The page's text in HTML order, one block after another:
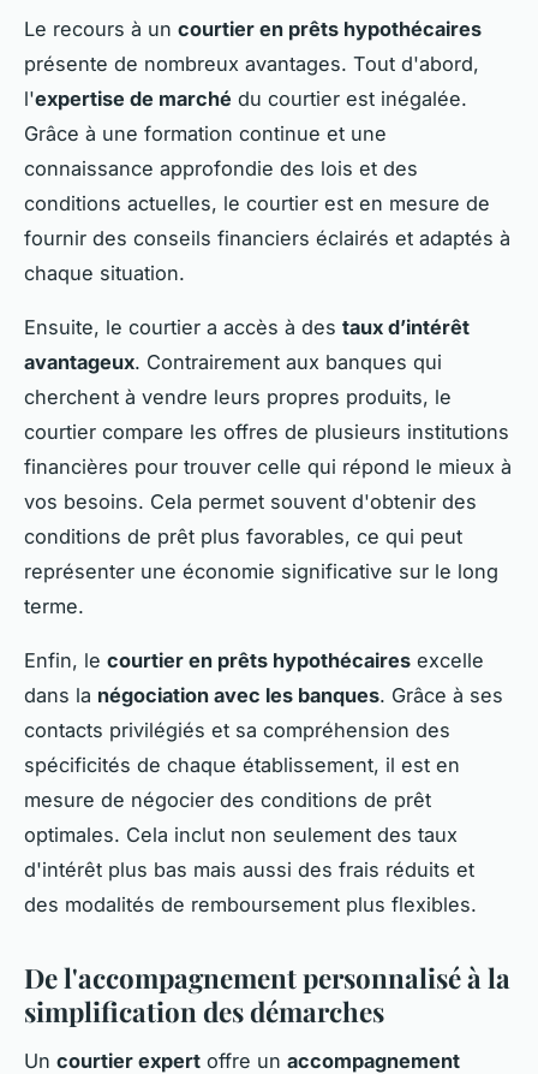
Le recours à un courtier en prêts hypothécaires
présente de nombreux avantages. Tout d'abord,
l'expertise de marché du courtier est inégalée.
Grâce à une formation continue et une
connaissance approfondie des lois et des
conditions actuelles, le courtier est en mesure de
fournir des conseils financiers éclairés et adaptés à
chaque situation.
Ensuite, le courtier a accès à des taux d’intérêt
avantageux. Contrairement aux banques qui
cherchent à vendre leurs propres produits, le
courtier compare les offres de plusieurs institutions
financières pour trouver celle qui répond le mieux à
vos besoins. Cela permet souvent d'obtenir des
conditions de prêt plus favorables, ce qui peut
représenter une économie significative sur le long
terme.
Enfin, le courtier en prêts hypothécaires excelle
dans la négociation avec les banques. Grâce à ses
contacts privilégiés et sa compréhension des
spécificités de chaque établissement, il est en
mesure de négocier des conditions de prêt
optimales. Cela inclut non seulement des taux
d'intérêt plus bas mais aussi des frais réduits et
des modalités de remboursement plus flexibles.
De l'accompagnement personnalisé à la
simplification des démarches
Un courtier expert offre un accompagnement